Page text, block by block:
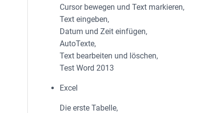
Cursor bewegen und Text markieren,
Text eingeben,
Datum und Zeit einfügen,
AutoTexte,
Text bearbeiten und löschen,
Test Word 2013
Excel
Die erste Tabelle,